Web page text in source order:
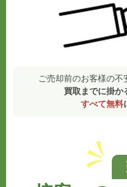
ご売却前のお客様の不
買取までに掛か
すべて無料